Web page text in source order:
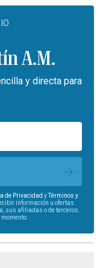
A.M.
y directa para
de Privacidad yTérminos y
información u ofertas
sus afiliadas o de terceros.